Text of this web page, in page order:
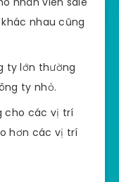
nhau cũng
ty lớn thường
ty nhỏ.
cho các vị trí
hơn các vị trí